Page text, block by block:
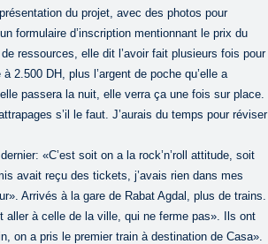
du projet, avec des photos pour
formulaire d’inscription mentionnant le prix du
ressources, elle dit l’avoir fait plusieurs fois pour
2.500 DH, plus l’argent de poche qu’elle a
passera la nuit, elle verra ça une fois sur place.
s’il le faut. J’aurais du temps pour réviser
«C’est soit on a la rock’n’roll attitude, soit
avait reçu des tickets, j’avais rien dans mes
Arrivés à la gare de Rabat Agdal, plus de trains.
aller à celle de la ville, qui ne ferme pas». Ils ont
on a pris le premier train à destination de Casa».